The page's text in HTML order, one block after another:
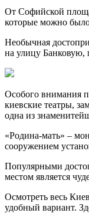
От Софийской
которые можно
Необычная
на улицу Банковую,
Особого внимания
киевские театры,
одна из
«Родина-мать» –
сооружением
Популярными
местом является
Осмотреть весь
удобный вариант.